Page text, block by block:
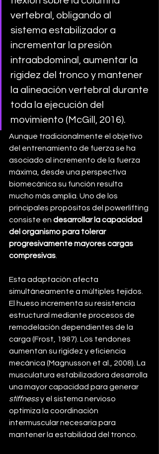
vertebral, obligando al
sistema estabilizador a
incrementar la presión
intraabdominal, aumentar la
rigidez del tronco y mantener
la alineación vertebral durante
toda la ejecución del
movimiento (McGill, 2016).
Aunque tradicionalmente el objetivo
del entrenamiento de fuerza se ha
asociado al incremento de la fuerza
máxima, desde una perspectiva
biomecánica su función resulta
mucho más amplia. Uno de los
principales propósitos del powerlifting
consiste en desarrollar la capacidad
del organismo para tolerar
progresivamente mayores cargas
compresivas.
Esta adaptación afecta
simultáneamente a múltiples tejidos.
El hueso incrementa su resistencia
estructural mediante procesos de
remodelación dependientes de la
carga (Frost, 1987). Los tendones
aumentan su rigidez y eficiencia
mecánica (Magnusson et al., 2008). La
musculatura estabilizadora desarrolla
una mayor capacidad para generar
stiffness y el sistema nervioso
optimiza la coordinación
intermuscular necesaria para
mantener la estabilidad del tronco.